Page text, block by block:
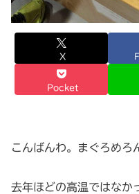
X
Pocket
こんばんわ。まぐろめろ
去年ほどの高温ではなか